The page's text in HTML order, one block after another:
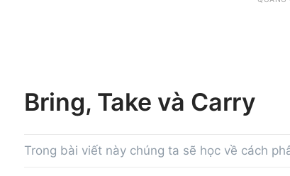
Bring, Take và Carry
Trong bài viết này chúng ta sẽ học về cách